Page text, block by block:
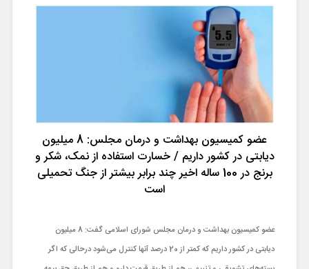
عضو کمیسیون بهداشت و درمان مجلس: 8 میلیون
دیابتی در کشور داریم / خسارت استفاده از نمک، شکر و
برنج در 100 ساله اخیر چند برابر بیشتر از جنگ تحمیلی
است
عضو کمیسیون بهداشت و درمان مجلس شورای اسلامی گفت: 8 میلیون
دیابتی در کشور داریم که کمتر از 20 درصد آنها کنترل می‌شود درحالی که اگر